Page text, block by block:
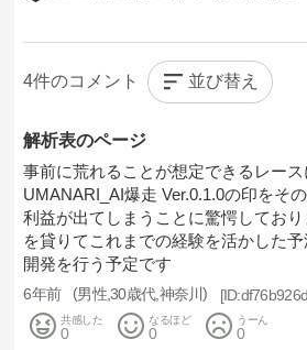
4 並び替え
解析表のページ
事前に荒れることが想定できるレース
UMANARI_AI爆走 Ver.0.1.0の印をそ
利益が出てしまうことに驚愕してお
を貸りてこれまでの経験を活かした
開発を行う予定です
6年前 男性 30歳代 神奈川
共感した
0
なるほど
0
うーん
0